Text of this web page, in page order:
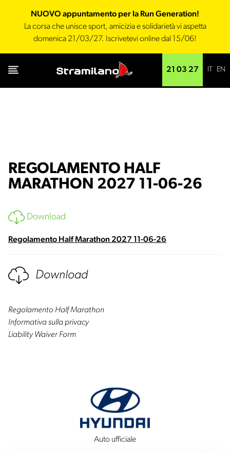
NUOVO appuntamento per la Run Generation!
La corsa che unisce sport, amicizia e solidarietà vi aspetta
domenica 21/03/27. Iscrivetevi online dal 15/06!
21 03 27 EN
REGOLAMENTO HALF
MARATHON 2027 11-06-26
Download
Regolamento Half Marathon 2027 11-06-26
Download
Regolamento Half Marathon
Informativa sulla privacy
Liability Waiver Form
Auto ufficiale